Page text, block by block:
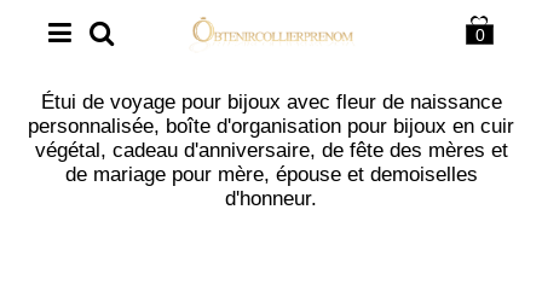
0
Étui de voyage pour bijoux avec fleur de naissance
personnalisée, boîte d'organisation pour bijoux en cuir
végétal, cadeau d'anniversaire, de fête des mères et
de mariage pour mère, épouse et demoiselles
d'honneur.